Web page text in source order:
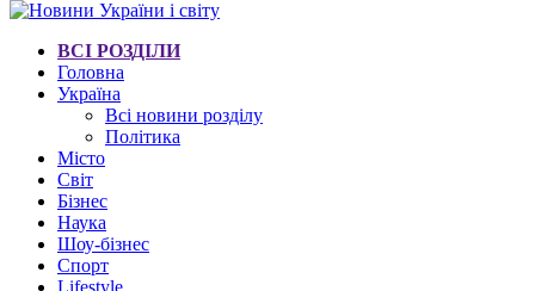
ВСІ РОЗДІЛИ
Головна
Україна
Всі новини розділу
Політика
Місто
Світ
Бізнес
Наука
Шоу-бізнес
Спорт
Lifestyle